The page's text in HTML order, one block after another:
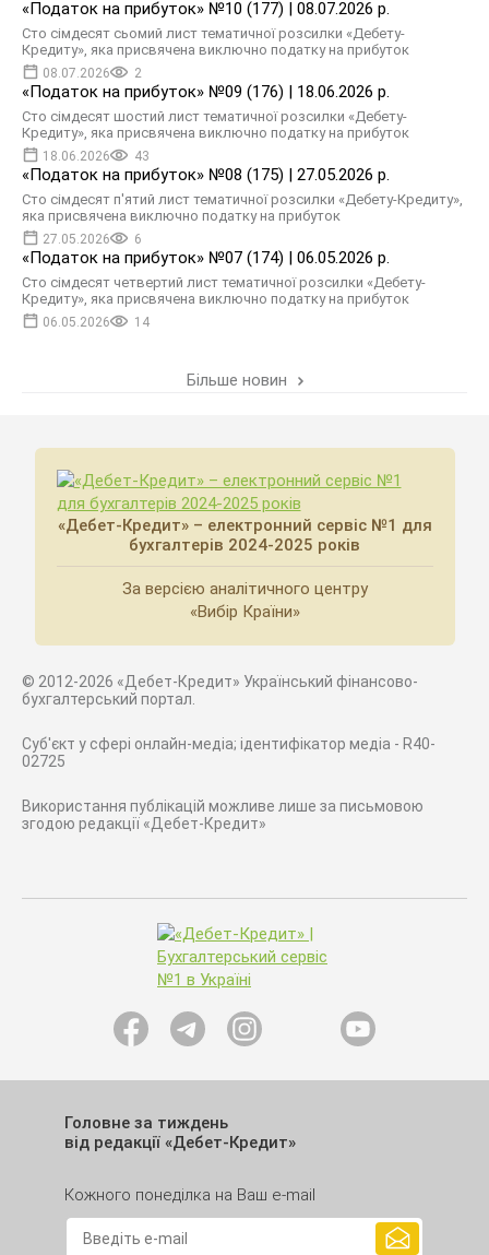
«Податок на прибуток» №10 (177) | 08.07.2026 р.
Сто сімдесят сьомий лист тематичної розсилки «Дебету-
Кредиту», яка присвячена виключно податку на прибуток
08.07.2026 2
«Податок на прибуток» №09 (176) | 18.06.2026 р.
Сто сімдесят шостий лист тематичної розсилки «Дебету-
Кредиту», яка присвячена виключно податку на прибуток
18.06.2026 43
«Податок на прибуток» №08 (175) | 27.05.2026 р.
Сто сімдесят п'ятий лист тематичної розсилки «Дебету-Кредиту»,
яка присвячена виключно податку на прибуток
27.05.2026 6
«Податок на прибуток» №07 (174) | 06.05.2026 р.
Сто сімдесят четвертий лист тематичної розсилки «Дебету-
Кредиту», яка присвячена виключно податку на прибуток
06.05.2026 14
Більше новин
«Дебет-Кредит» – електронний сервіс №1 для
бухгалтерів 2024-2025 років
За версією аналітичного центру
«Вибір Країни»
© 2012-2026 «Дебет-Кредит» Український фінансово-
бухгалтерський портал.
Суб'єкт у сфері онлайн-медіа; ідентифікатор медіа - R40-
02725
Використання публікацій можливе лише за письмовою
згодою редакції «Дебет-Кредит»
Головне за тиждень
від редакції «Дебет-Кредит»
Кожного понеділка на Ваш e-mail